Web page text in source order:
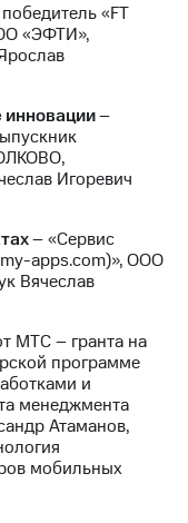
«FT
«ЭФТИ»,
инновации–
Игоревич
– «Сервис
apps.com)», ООО
Вячеслав
МТС – гранта на
программе
и
менеджмента
Атаманов,
мобильных